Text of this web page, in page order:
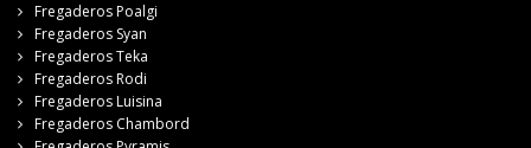
Fregaderos Poalgi
Fregaderos Syan
Fregaderos Teka
Fregaderos Rodi
Fregaderos Luisina
Fregaderos Chambord